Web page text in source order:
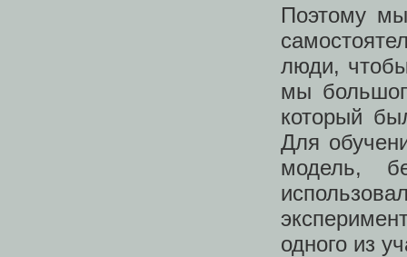
Поэтому
люди,
мы
который
Для
модель,
одного из